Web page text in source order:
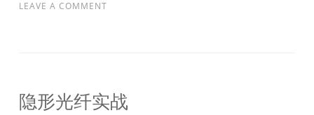
LEAVE A COMMENT
隐形光纤实战